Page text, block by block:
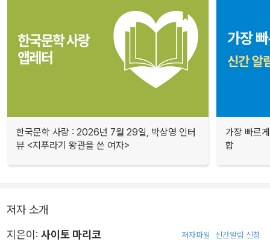
한국문학 사랑 : 2026년 7월 29일, 박상영 인터
뷰 <지푸라기 왕관을 쓴 여자>
가장 빠르
합
저자 소개
지은이: 사이토 마리코 저자파일 신간알림 신청